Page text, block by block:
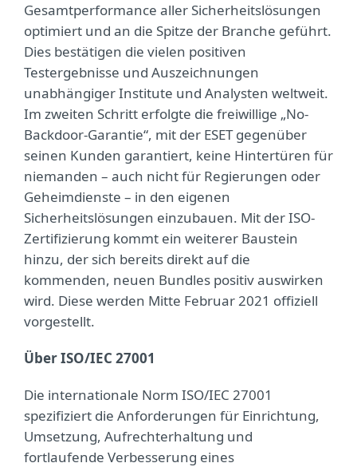
Gesamtperformance aller Sicherheitslösungen
optimiert und an die Spitze der Branche geführt.
Dies bestätigen die vielen positiven
Testergebnisse und Auszeichnungen
unabhängiger Institute und Analysten weltweit.
Im zweiten Schritt erfolgte die freiwillige „No-
Backdoor-Garantie“, mit der ESET gegenüber
seinen Kunden garantiert, keine Hintertüren für
niemanden – auch nicht für Regierungen oder
Geheimdienste – in den eigenen
Sicherheitslösungen einzubauen. Mit der ISO-
Zertifizierung kommt ein weiterer Baustein
hinzu, der sich bereits direkt auf die
kommenden, neuen Bundles positiv auswirken
wird. Diese werden Mitte Februar 2021 offiziell
vorgestellt.
Über ISO/IEC 27001
Die internationale Norm ISO/IEC 27001
spezifiziert die Anforderungen für Einrichtung,
Umsetzung, Aufrechterhaltung und
fortlaufende Verbesserung eines